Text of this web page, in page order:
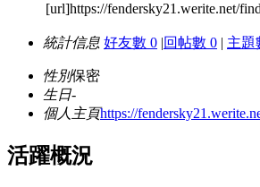
[url]https://fendersky21.werite.net/
統計信息 好友數 0 |回帖數 0 | 主題
性別保密
生日-
個人主頁https://
活躍概況